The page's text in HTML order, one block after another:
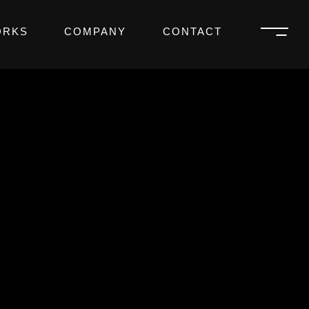
COMPANY CONTACT